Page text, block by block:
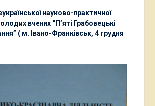
науково-практичної
вчених “П’яті Грабовецькі
( м. Івано-Франківськ, 4 грудня